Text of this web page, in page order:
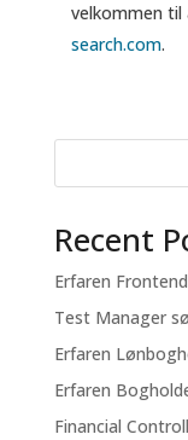
velkommen til
search.com.
Recent
Erfaren
Test Manager
Erfaren
Erfaren
Financial